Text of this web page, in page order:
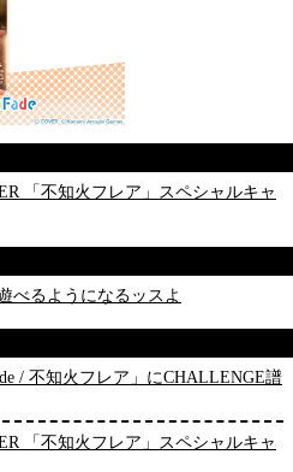
「不知火フレア」スペシャルキャ
べるようになるッスよ
/ 不知火フレア」にCHALLENGE譜
「不知火フレア」スペシャルキャ